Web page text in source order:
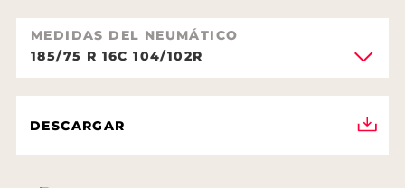
MEDIDAS DEL NEUMÁTICO
185/75 R 16C 104/102R
DESCARGAR